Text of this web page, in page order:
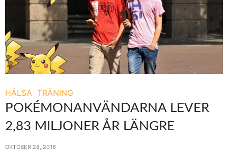
HÄLSA TRÄNING
POKÉMONANVÄNDARNA LEVER
2,83 MILJONER ÅR LÄNGRE
OKTOBER 28, 2016